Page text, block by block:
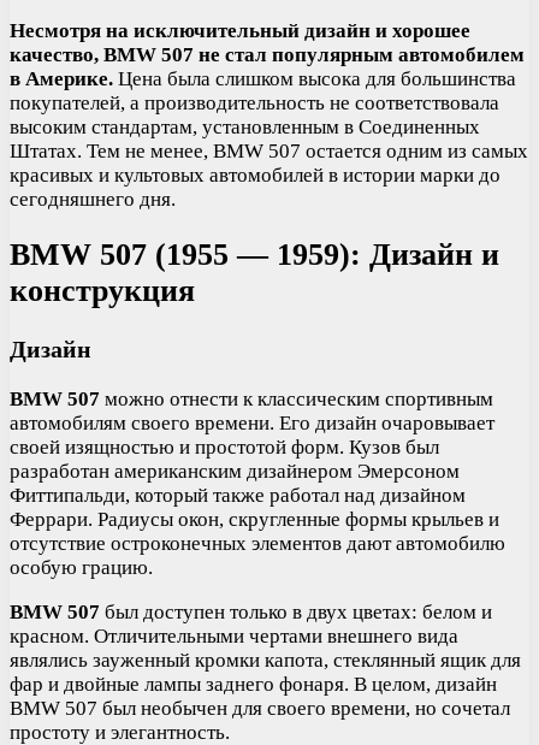
Несмотря на исключительный дизайн и хорошее
качество, BMW 507 не стал популярным автомобилем
в Америке. Цена была слишком высока для большинства
покупателей, а производительность не соответствовала
высоким стандартам, установленным в Соединенных
Штатах. Тем не менее, BMW 507 остается одним из самых
красивых и культовых автомобилей в истории марки до
сегодняшнего дня.
BMW 507 (1955 — 1959): Дизайн и
конструкция
Дизайн
BMW 507 можно отнести к классическим спортивным
автомобилям своего времени. Его дизайн очаровывает
своей изящностью и простотой форм. Кузов был
разработан американским дизайнером Эмерсоном
Фиттипальди, который также работал над дизайном
Феррари. Радиусы окон, скругленные формы крыльев и
отсутствие остроконечных элементов дают автомобилю
особую грацию.
BMW 507 был доступен только в двух цветах: белом и
красном. Отличительными чертами внешнего вида
являлись зауженный кромки капота, стеклянный ящик для
фар и двойные лампы заднего фонаря. В целом, дизайн
BMW 507 был необычен для своего времени, но сочетал
простоту и элегантность.